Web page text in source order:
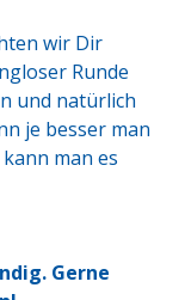
wir Dir
Runde
und natürlich
je besser man
man es
Gerne